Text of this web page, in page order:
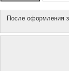
После оформления